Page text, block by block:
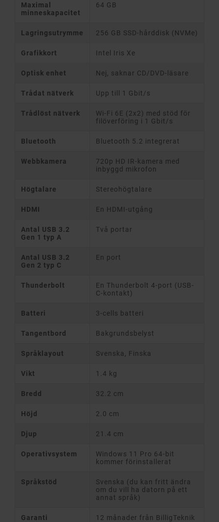
Maximal
minneskapacitet
64 GB
Lagringsutrymme 256 GB SSD-hårddisk (NVMe)
Grafikkort Intel Iris Xe
Optisk enhet Nej, saknar CD/DVD-läsare
Trådat nätverk Upp till 1 Gbit/s
Trådlöst nätverk
Wi-Fi 6E (2x2) med stöd för
filöverföring i 1 Gbit/s
Bluetooth Bluetooth 5.2 integrerat
Webbkamera
720p HD IR-kamera med
inbyggd mikrofon
Högtalare Stereohögtalare
HDMI En HDMI-utgång
Antal USB 3.2
Gen 1 typ A
Två portar
Antal USB 3.2
Gen 2 typ C
En port
Thunderbolt
En Thunderbolt 4-port (USB-
C-kontakt)
Batteri 3-cells batteri
Tangentbord Bakgrundsbelyst
Språklayout Svenska, Finska
Vikt 1.4 kg
Bredd 32.2 cm
Höjd 2.0 cm
Djup 21.4 cm
Operativsystem
Windows 11 Pro 64-bit
kommer förinstallerat
Språkstöd
Svenska (du kan fritt ändra
om du vill ha datorn på ett
annat språk)
Garanti 12 månader från BilligTeknik